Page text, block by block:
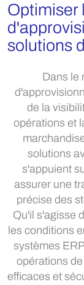
Optimiser
solutions
Dans le
de la
opérations et
solutions
s'appuient
assurer une
précise des
Qu'il s'agisse
les conditions
systèmes
opérations
efficaces et